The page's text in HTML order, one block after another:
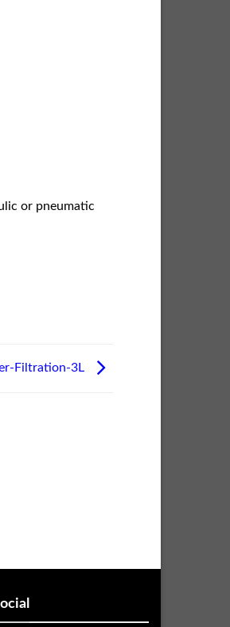
or pneumatic
Filtration-3L